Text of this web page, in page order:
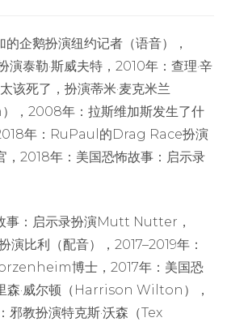
企鹅扮演纽约记者（语音），
演泰勒·斯威夫特，2010年：查理·辛
该死了，扮演蒂米·麦克米兰
，2008年：拉斯维加斯发生了什
年：RuPaul的Drag Race扮演
，2018年：美国恐怖故事：启示录
事：启示录扮演Mutt Nutter，
演比利（配音），2017–2019年：
博士，2017年：美国恐
森·威尔顿（Harrison Wilton），
邪教扮演特克斯·沃森（Tex